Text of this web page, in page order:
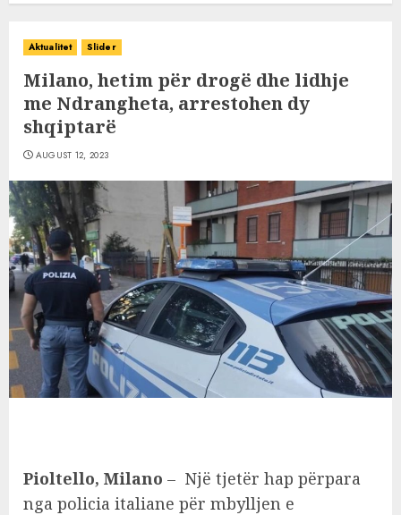
Aktualitet Slider
Milano, hetim për drogë dhe lidhje
me Ndrangheta, arrestohen dy
shqiptarë
AUGUST 12, 2023
Pioltello, Milano – Një tjetër hap përpara
nga policia italiane për mbylljen e